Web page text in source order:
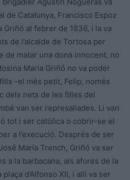
de Catalunya, Francisco Espoz
Griñó al febrer de 1836, i la va
de l’alcalde de Tortosa per
de matar una dona innocent, no
Maria Griñó no va poder
-el més petit, Felip, només
dels nets de les filles del
van ser represaliades. Li van
tot i ser catòlica o cobrir-se el
a l’execució. Després de ser
María Trench, Griñó va ser
a la barbacana, als afores de la
d’Alfonso XII, i allí va ser